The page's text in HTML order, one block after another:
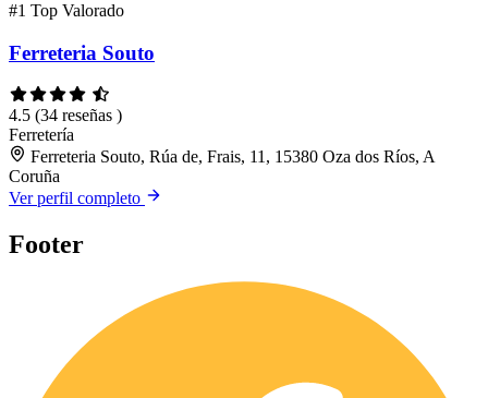
#1 Top Valorado
Ferreteria Souto
4.5 (34 reseñas )
Ferretería
Ferreteria Souto, Rúa de, Frais, 11, 15380 Oza dos Ríos, A
Coruña
Ver perfil completo
Footer